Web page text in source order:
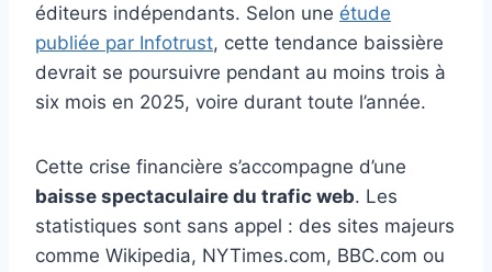
éditeurs indépendants. Selon une étude
publiée par Infotrust, cette tendance baissière
devrait se poursuivre pendant au moins trois à
six mois en 2025, voire durant toute l’année.
Cette crise financière s’accompagne d’une
baisse spectaculaire du trafic web. Les
statistiques sont sans appel : des sites majeurs
comme Wikipedia, NYTimes.com, BBC.com ou